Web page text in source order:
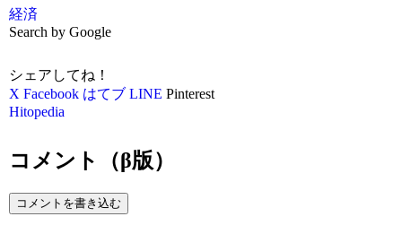
経済
Search by Google
シェアしてね！
X Facebook はてブ LINE Pinterest
Hitopedia
コメント（β版）
コメントを書き込む